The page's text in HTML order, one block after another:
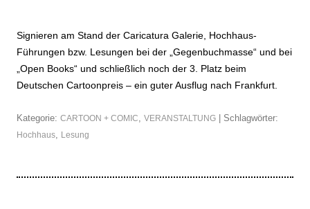
Signieren am Stand der Caricatura Galerie, Hochhaus-
Führungen bzw. Lesungen bei der „Gegenbuchmasse“ und bei
„Open Books“ und schließlich noch der 3. Platz beim
Deutschen Cartoonpreis – ein guter Ausflug nach Frankfurt.
Kategorie: CARTOON + COMIC, VERANSTALTUNG | Schlagwörter:
Hochhaus, Lesung